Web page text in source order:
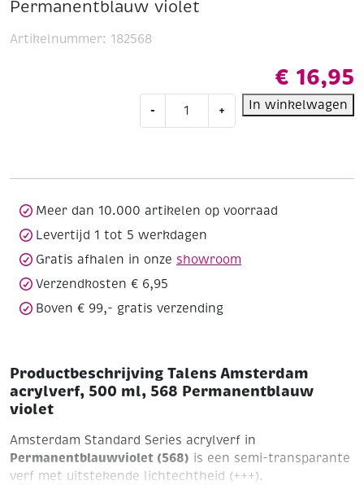
Permanentblauw violet
€ 16,95
-
Amsterdam
Permanentblauw
+ In winkelwagen
Artikelnummer: 182568
Meer dan 10.000 artikelen op voorraad
Levertijd 1 tot 5 werkdagen
Gratis afhalen in onze showroom
Verzendkosten € 6,95
Boven € 99,- gratis verzending
Productbeschrijving Talens Amsterdam
acrylverf, 500 ml, 568 Permanentblauw
violet
Amsterdam Standard Series acrylverf in
Permanentblauwviolet (568) is een semi-transparante
verf met uitstekende lichtechtheid (+++).